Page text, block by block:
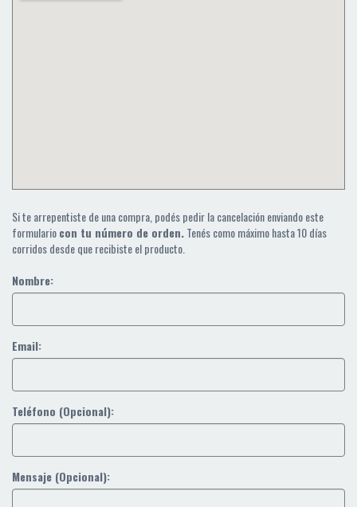
Si te arrepentiste de una compra, podés pedir la cancelación enviando este
formulariocon tu número de orden.Tenés como máximo hasta 10 días
corridos desde que recibiste el producto.
Nombre:
Email:
Teléfono (Opcional):
Mensaje (Opcional):